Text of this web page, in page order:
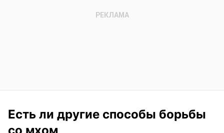
Есть ли другие способы борьбы
со мхом